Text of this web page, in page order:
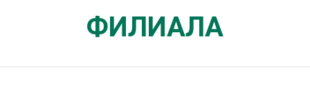
ФИЛИАЛА